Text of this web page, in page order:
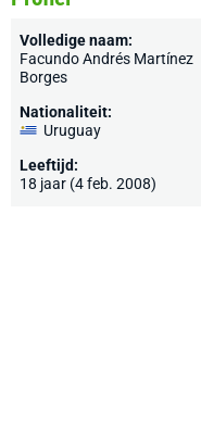
Volledige naam:
Facundo Andrés Martínez
Borges
Nationaliteit:
Uruguay
Leeftijd:
18 jaar (4 feb. 2008)